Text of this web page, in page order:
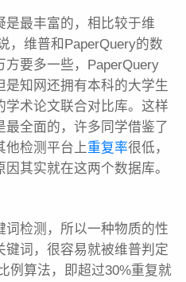
是最丰富的，相比较于维
，维普和PaperQuery的数
要多一些，PaperQuery
知网还拥有本科的大学生
术论文联合对比库。这样
全面的，许多同学借鉴了
他检测平台上重复率很低，
其实就在这两个数据库。
词检测，所以一种物质的性
键词，很容易就被维普判定
例算法，即超过30%重复就